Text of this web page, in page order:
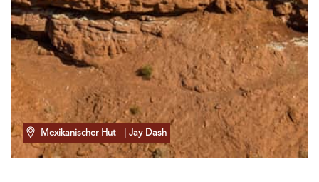
Mexikanischer Hut | Jay Dash